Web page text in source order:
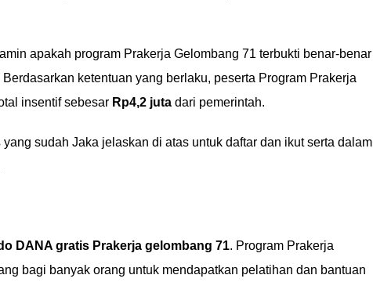
apakah program Prakerja Gelombang 71 terbukti benar-benar
ketentuan yang berlaku, peserta Program Prakerja
insentif sebesar Rp4,2 juta dari pemerintah.
sudah Jaka jelaskan di atas untuk daftar dan ikut serta dalam
DANA gratis Prakerja gelombang 71. Program Prakerja
bagi banyak orang untuk mendapatkan pelatihan dan bantuan